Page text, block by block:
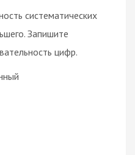
систематических
Запишите
цифр.